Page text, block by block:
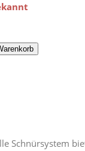
Schnürsystem